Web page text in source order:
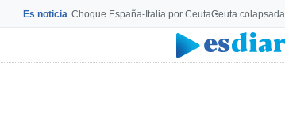
Es noticia Choque España-Italia por CeutaCeuta colapsada